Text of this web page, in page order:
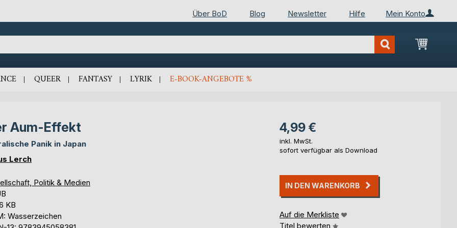
Mein Konto
Über BoD Blog Newsletter Hilfe
Mein
QUEER FANTASY LYRIK E-BOOK-ANGEBOTE %
Aum-Effekt
Panik in Japan
Lerch
Politik & Medien
KB
Wasserzeichen
4,99 €
inkl. MwSt.
sofort verfügbar als Download
IN DEN WARENKORB
Auf die Merkliste
Titel bewerten